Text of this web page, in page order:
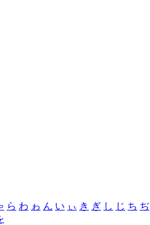
ら わ ゎ ん い ぃ き ぎ し じ ち ぢ